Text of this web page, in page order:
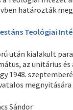
határozták
Teológiai
után kialakult
az unitárius és
1948.
megnyitására
Sándor